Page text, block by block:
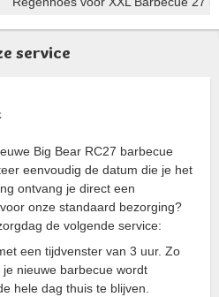
service
Big Bear RC27 barbecue
eenvoudig de datum die je het
ontvang je direct een
onze standaard bezorging?
de volgende service:
een tijdvenster van 3 uur. Zo
nieuwe barbecue wordt
hele dag thuis te blijven.